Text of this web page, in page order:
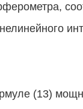
(13)